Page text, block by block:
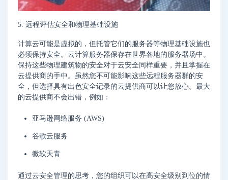
5. 远程评估安全和物理基础设施
计算云可能是虚拟的，但托管它们的服务器等物理基础设施也
必须保持安全。云计算服务器保存在世界各地的服务器场中。
保持这些物理建筑物的安全对于云安全同样重要，并且掌握在
云提供商的手中。虽然您不可能影响这些远程服务器群的安
全，但选择具有出色安全记录的云提供商可以让您放心。最大
的云提供商不会出错，例如：
亚马逊网络服务 (AWS)
谷歌云服务
微软天青
通过云安全管理的思考，您的组织可以在高安全级别到位的情